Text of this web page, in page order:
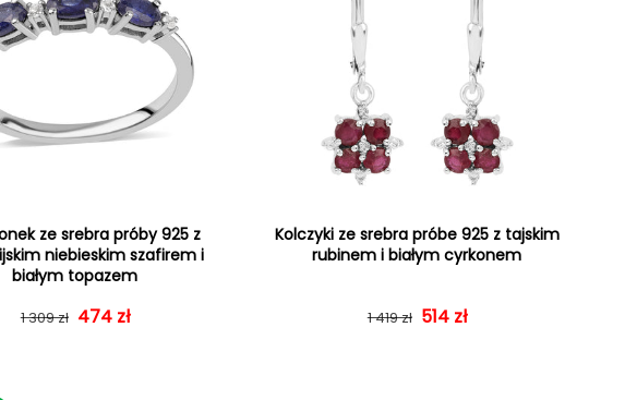
ze srebra próby 925 z
niebieskim szafirem i
białym topazem
Cena regularna
1 309 zł Cena sprzedaży
474 zł
Kolczyki ze srebra próbe 925 z tajskim
rubinem i białym cyrkonem
Cena regularna
1 419 zł Cena sprzedaży
514 zł